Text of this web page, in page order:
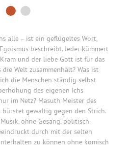
alle – ist ein geflügeltes Wort,
beschreibt. Jeder kümmert
und der liebe Gott ist für das
die Welt zusammenhält? Was ist
die Menschen ständig selbst
des eigenen Ichs
im Netz? Masuth Meister des
bürstet gewaltig gegen den Strich.
ohne Gesang, politisch.
durch mit der selten
zu können ohne komisch